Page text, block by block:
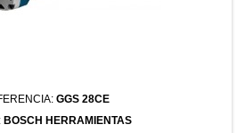
GGS 28CE
BOSCH HERRAMIENTAS